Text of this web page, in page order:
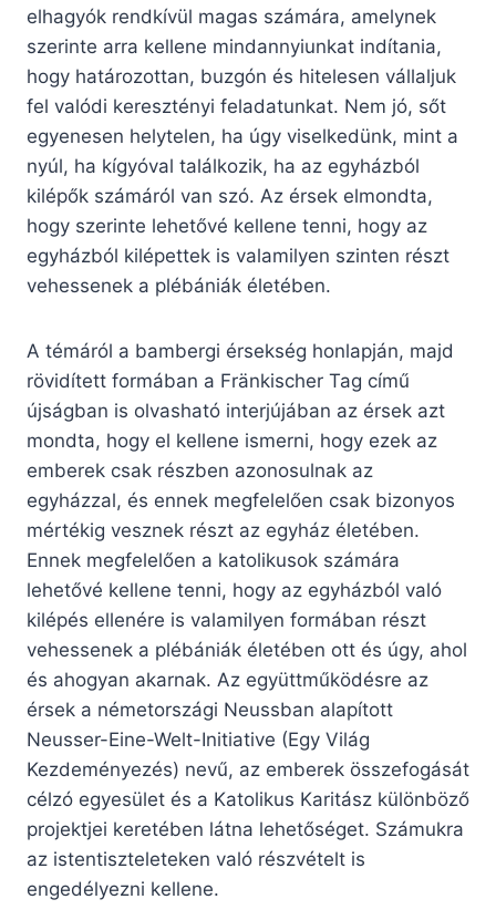
elhagyók rendkívül magas számára, amelynek
szerinte arra kellene mindannyiunkat indítania,
hogy határozottan, buzgón és hitelesen vállaljuk
fel valódi keresztényi feladatunkat. Nem jó, sőt
egyenesen helytelen, ha úgy viselkedünk, mint a
nyúl, ha kígyóval találkozik, ha az egyházból
kilépők számáról van szó. Az érsek elmondta,
hogy szerinte lehetővé kellene tenni, hogy az
egyházból kilépettek is valamilyen szinten részt
vehessenek a plébániák életében.
A témáról a bambergi érsekség honlapján, majd
rövidített formában a Fränkischer Tag című
újságban is olvasható interjújában az érsek azt
mondta, hogy el kellene ismerni, hogy ezek az
emberek csak részben azonosulnak az
egyházzal, és ennek megfelelően csak bizonyos
mértékig vesznek részt az egyház életében.
Ennek megfelelően a katolikusok számára
lehetővé kellene tenni, hogy az egyházból való
kilépés ellenére is valamilyen formában részt
vehessenek a plébániák életében ott és úgy, ahol
és ahogyan akarnak. Az együttműködésre az
érsek a németországi Neussban alapított
Neusser-Eine-Welt-Initiative (Egy Világ
Kezdeményezés) nevű, az emberek összefogását
célzó egyesület és a Katolikus Karitász különböző
projektjei keretében látna lehetőséget. Számukra
az istentiszteleteken való részvételt is
engedélyezni kellene.